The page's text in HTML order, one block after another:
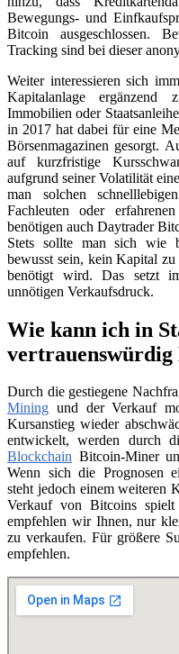
Bewegungs- und
Bitcoin ausgeschlossen.
Tracking sind bei dieser
Weiter interessieren sich
Kapitalanlage
Immobilien oder
in 2017 hat dabei für eine
Börsenmagazinen gesorgt.
auf kurzfristige
aufgrund seiner Volatilität
man solchen
Fachleuten oder
benötigen auch Daytrader
Stets sollte man sich wie
bewusst sein, kein Kapital
benötigt wird. Das setzt
unnötigen Verkaufsdruck.
Wie kann ich in
vertrauenswürdig
Durch die gestiegene
Mining und der Verkauf
Kursanstieg wieder
entwickelt, werden durch
Blockchain Bitcoin-Miner
Wenn sich die Prognosen
steht jedoch einem weiteren
Verkauf von Bitcoins spielt
empfehlen wir Ihnen, nur
zu verkaufen. Für größere
empfehlen.